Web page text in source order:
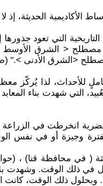
الأكاديمية الحديثة،
التي تعود
مصطلح < الشرق الأوسط
<الشرق الأدنى >."
لذا يُركّز معظم
التي شهدت بناء
هذه القرى إلى مراكز حضرية
. وبحلول ذلك الوقت،